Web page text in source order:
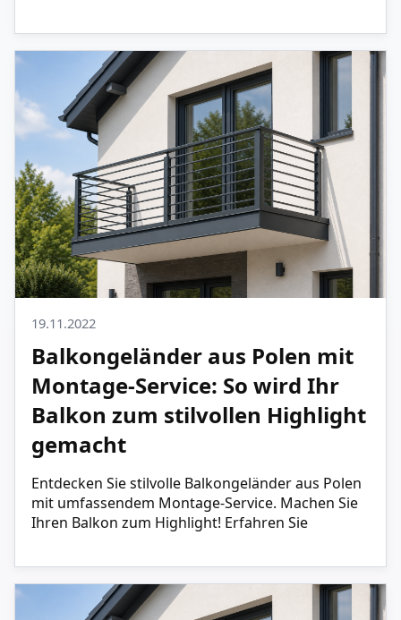
19.11.2022
Balkongeländer aus Polen mit
Montage-Service: So wird Ihr
Balkon zum stilvollen Highlight
gemacht
Entdecken Sie stilvolle Balkongeländer aus Polen
mit umfassendem Montage-Service. Machen Sie
Ihren Balkon zum Highlight! Erfahren Sie